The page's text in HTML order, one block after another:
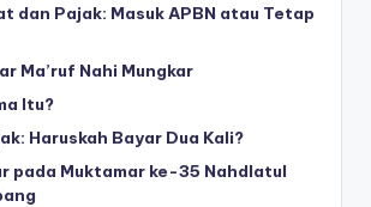
dan Pajak: Masuk APBN atau Tetap
Ma’ruf Nahi Mungkar
Itu?
Haruskah Bayar Dua Kali?
pada Muktamar ke-35 Nahdlatul